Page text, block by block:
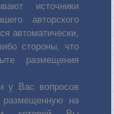
источники
авторского
автоматически,
стороны, что
размещения
у Вас вопросов
размещенную на